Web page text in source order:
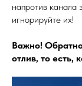
напротив
игнорируйте их!
Важно!
отлив, то есть,